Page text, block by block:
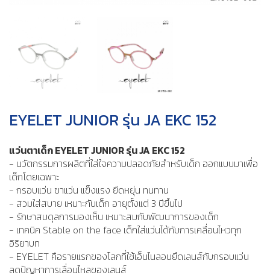
EYELET JUNIOR รุ่น JA EKC 152
แว่นตาเด็ก EYELET JUNIOR รุ่น JA EKC 152
- นวัตกรรมการผลิตที่ใส่ใจความปลอดภัยสำหรับเด็ก ออกแบบมาเพื่อ
เด็กโดยเฉพาะ
- กรอบแว่น ขาแว่น แข็งแรง ยืดหยุ่น ทนทาน
- สวมใส่สบาย เหมาะกับเด็ก อายุตั้งแต่ 3 ปีขึ้นไป
- รักษาสมดุลการมองเห็น เหมาะสมกับพัฒนาการของเด็ก
- เทคนิค Stable on the face เด็กใส่แว่นได้กับการเคลื่อนไหวทุก
อิริยาบท
- EYELET คือรายแรกของโลกที่ใช้เอ็นไนลอนยึดเลนส์กับกรอบแว่น
ลดปัญหาการเลื่อนไหลของเลนส์